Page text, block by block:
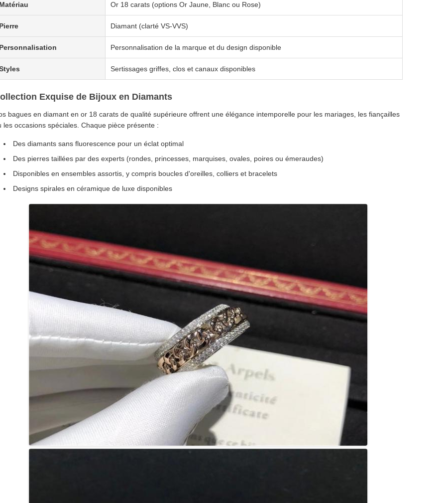
Matériau Or 18 carats (options Or Jaune, Blanc ou Rose)
Pierre Diamant (clarté VS-VVS)
Personnalisation Personnalisation de la marque et du design disponible
Sertissages griffes, clos et canaux disponibles
Exquise de Bijoux en Diamants
bagues en diamant en or 18 carats de qualité supérieure offrent une élégance intemporelle pour les mariages, les fiançailles
les occasions spéciales. Chaque pièce présente :
Des diamants sans fluorescence pour un éclat optimal
Des pierres taillées par des experts (rondes, princesses, marquises, ovales, poires ou émeraudes)
Disponibles en ensembles assortis, y compris boucles d'oreilles, colliers et bracelets
Designs spirales en céramique de luxe disponibles